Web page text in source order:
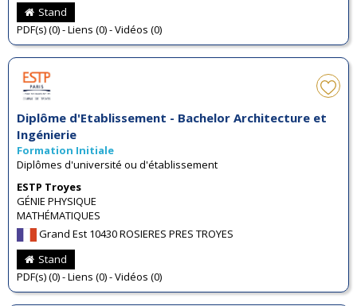
Stand
PDF(s) (0) - Liens (0) - Vidéos (0)
Diplôme d'Etablissement - Bachelor Architecture et
Ingénierie
Formation Initiale
Diplômes d'université ou d'établissement
ESTP Troyes
GÉNIE PHYSIQUE
MATHÉMATIQUES
Grand Est 10430 ROSIERES PRES TROYES
Stand
PDF(s) (0) - Liens (0) - Vidéos (0)